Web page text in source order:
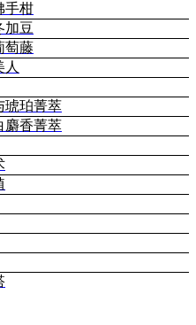
手柑
加豆
萄藤
人
琥珀菁萃
麝香菁萃